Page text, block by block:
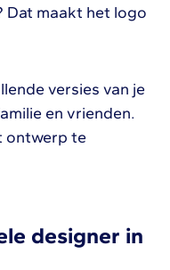
Dat maakt het logo
versies van je
en vrienden.
ontwerp te
designer in